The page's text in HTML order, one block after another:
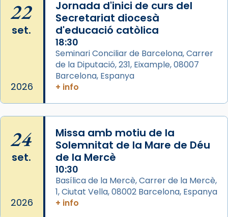
gran a Mataró.
«Si vols saber què és calor, ves per les
Santes a Mataró»🥵.
Photo
View on Facebook · Share
2 weeks ago
seu germà Joan i Pere un dels que
acompanyava més de prop Jesús.
Segons el llibre dels Fets (12,2) fou el primer
apòstol màrtir, decapitat a Jerusalem per
Herodes Agripa (vers l'any 44).
22
set.
2026
Jornada d'inici de curs del
Secretariat diocesà
d'educació catòlica
18:30
Seminari Conciliar de Barcelona, Carrer
de la Diputació, 231, Eixample, 08007
Barcelona, Espanya
+ info
24
set.
2026
Missa amb motiu de la
Solemnitat de la Mare de Déu
de la Mercè
10:30
Basílica de la Mercè, Carrer de la Mercè,
1, Ciutat Vella, 08002 Barcelona, Espanya
+ info